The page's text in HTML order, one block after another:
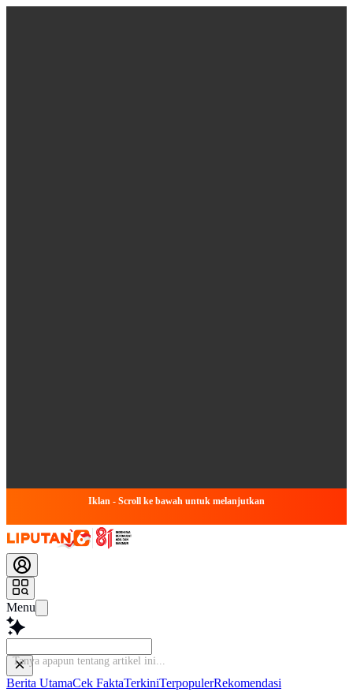
Iklan - Scroll ke bawah untuk melanjutkan
Menu
Berita UtamaCek FaktaTerkiniTerpopulerRekomendasi